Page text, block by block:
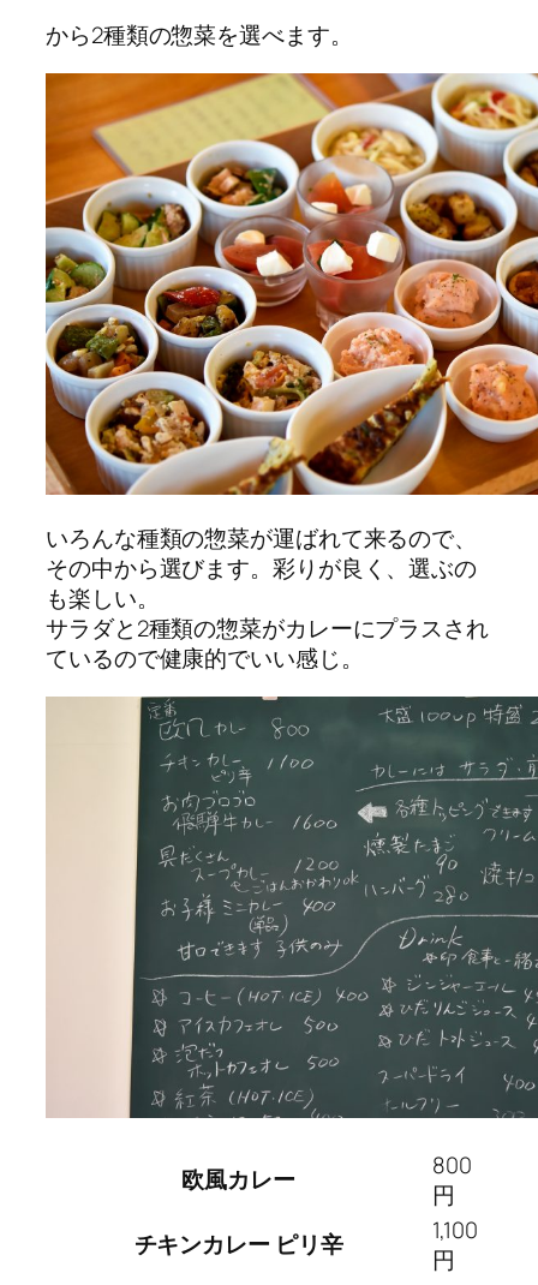
から2種類の惣菜を選べます。
いろんな種類の惣菜が運ばれて来るので、
その中から選びます。彩りが良く、選ぶの
も楽しい。
サラダと2種類の惣菜がカレーにプラスされ
ているので健康的でいい感じ。
欧風カレー
800
円
チキンカレー ピリ辛
1,100
円